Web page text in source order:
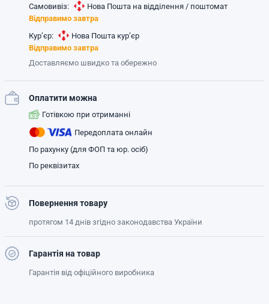
Самовивіз:
Нова Пошта на відділення / поштомат
Відправимо завтра
Кур’єр:
Нова Пошта кур’єр
Відправимо завтра
Доставляємо швидко та обережно
Оплатити можна
Готівкою при отриманні
Передоплата онлайн
По рахунку (для ФОП та юр. осіб)
По реквізитах
Повернення товару
протягом 14 днів згідно законодавства України
Гарантія на товар
Гарантія від офіційного виробника